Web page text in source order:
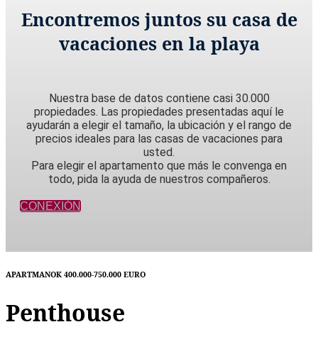
Encontremos juntos su casa de
vacaciones en la playa
Nuestra base de datos contiene casi 30.000
propiedades. Las propiedades presentadas aquí le
ayudarán a elegir el tamaño, la ubicación y el rango de
precios ideales para las casas de vacaciones para
usted.
Para elegir el apartamento que más le convenga en
todo, pida la ayuda de nuestros compañeros.
CONEXIÓN
APARTMANOK 400.000-750.000 EURO
Penthouse